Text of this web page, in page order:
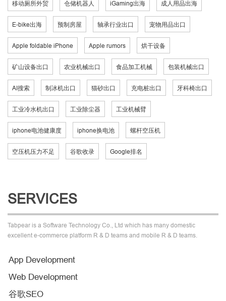
移动厕所外贸 仓储机器人 iGaming出海 成人用品出海
E-bike出海 预制房屋 轴承行业出口 宠物用品出口
Apple foldable iPhone Apple rumors 烘干设备
矿山设备出口 农业机械出口 食品加工机械 包装机械出口
AI搜索 制冰机出口 猫砂出口 充电桩出口 牙科椅出口
工业冷水机出口 工业除尘器 工业机械臂
iphone电池健康度 iphone换电池 螺杆空压机
空压机压力不足 谷歌收录 Google排名
SERVICES
Tabpear is a Software Technology Co., Ltd which has many domestic
excellent e-commerce platform R & D teams and mobile R & D teams.
App Development
Web Development
谷歌SEO